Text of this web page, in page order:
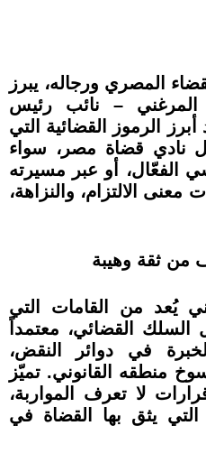
المصري ورجاله، يبرز
– نائب رئيس
الرموز القضائية التي
نادي قضاة مصر، سواء
أو عبر مسيرته
معنى الالتزام، والنزاهة،
من ثقة وهيبة
يُعد من القامات التي
القضائي، معتمداً
في دوائر النقض،
منطقه القانوني. تميّز
لا تعرف المواربة،
يثق بها القضاة في